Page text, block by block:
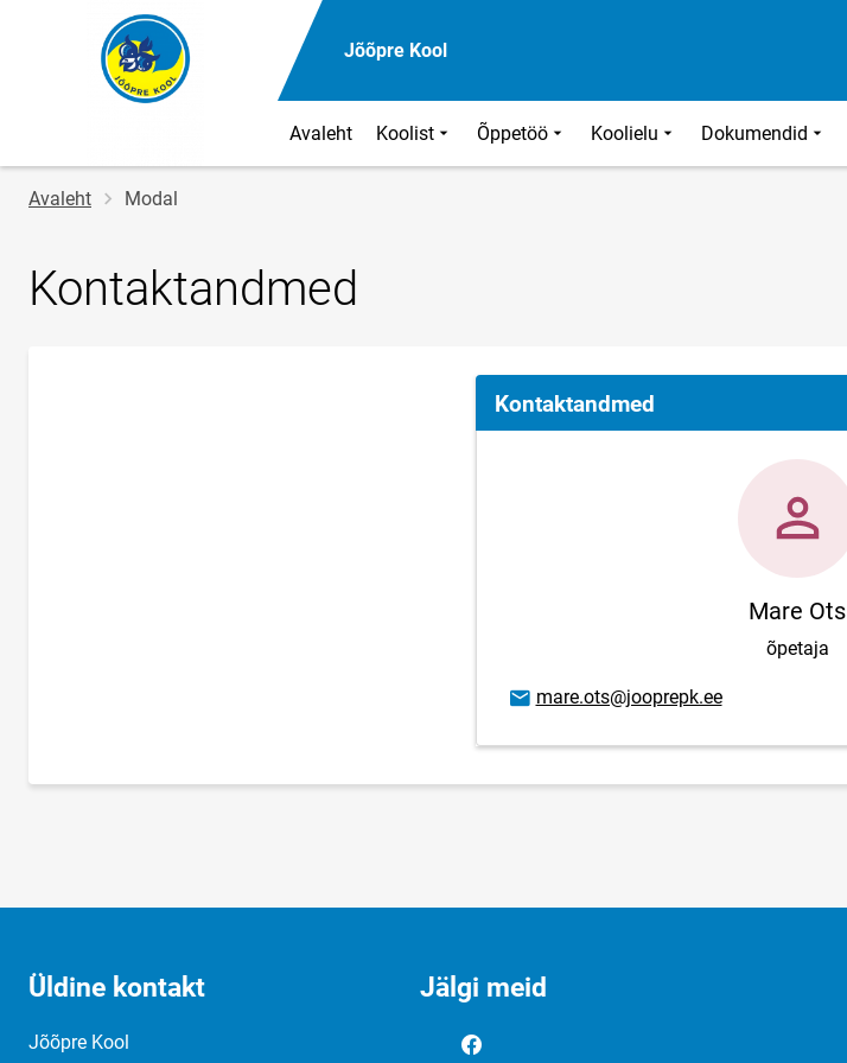
Jõõpre Kool
Avaleht Koolist Õppetöö Koolielu Dokumendid
Jälglink
Avaleht Modal
Kontaktandmed
Kontaktandmed
Mare Ots
õpetaja
E-posti aadress
mare.ots@jooprepk.ee
Üldine kontakt
Jõõpre Kool
Jälgi meid